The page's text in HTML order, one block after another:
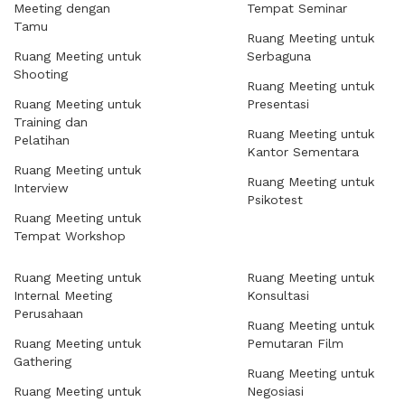
Meeting dengan
Tamu
Ruang Meeting untuk
Shooting
Ruang Meeting untuk
Training dan
Pelatihan
Ruang Meeting untuk
Interview
Ruang Meeting untuk
Tempat Workshop
Tempat Seminar
Ruang Meeting untuk
Serbaguna
Ruang Meeting untuk
Presentasi
Ruang Meeting untuk
Kantor Sementara
Ruang Meeting untuk
Psikotest
Ruang Meeting untuk
Internal Meeting
Perusahaan
Ruang Meeting untuk
Gathering
Ruang Meeting untuk
Ruang Meeting untuk
Konsultasi
Ruang Meeting untuk
Pemutaran Film
Ruang Meeting untuk
Negosiasi